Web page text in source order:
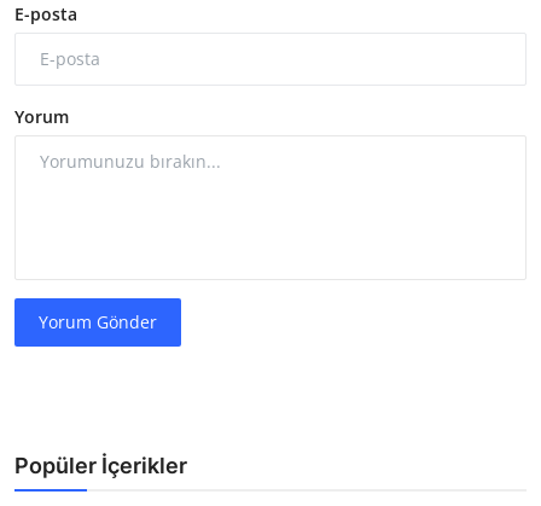
E-posta
Yorum
Yorum Gönder
Popüler İçerikler